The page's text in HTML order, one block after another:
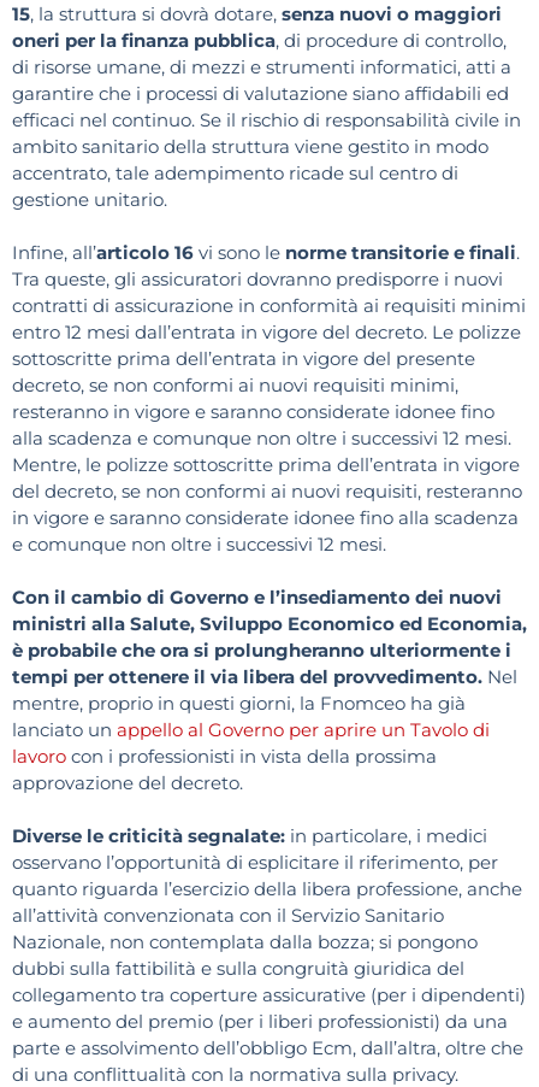
15, la struttura si dovrà dotare, senza nuovi o maggiori
oneri per la finanza pubblica, di procedure di controllo,
di risorse umane, di mezzi e strumenti informatici, atti a
garantire che i processi di valutazione siano affidabili ed
efficaci nel continuo. Se il rischio di responsabilità civile in
ambito sanitario della struttura viene gestito in modo
accentrato, tale adempimento ricade sul centro di
gestione unitario.
Infine, all’articolo 16 vi sono le norme transitorie e finali.
Tra queste, gli assicuratori dovranno predisporre i nuovi
contratti di assicurazione in conformità ai requisiti minimi
entro 12 mesi dall’entrata in vigore del decreto. Le polizze
sottoscritte prima dell’entrata in vigore del presente
decreto, se non conformi ai nuovi requisiti minimi,
resteranno in vigore e saranno considerate idonee fino
alla scadenza e comunque non oltre i successivi 12 mesi.
Mentre, le polizze sottoscritte prima dell’entrata in vigore
del decreto, se non conformi ai nuovi requisiti, resteranno
in vigore e saranno considerate idonee fino alla scadenza
e comunque non oltre i successivi 12 mesi.
Con il cambio di Governo e l’insediamento dei nuovi
ministri alla Salute, Sviluppo Economico ed Economia,
è probabile che ora si prolungheranno ulteriormente i
tempi per ottenere il via libera del provvedimento. Nel
mentre, proprio in questi giorni, la Fnomceo ha già
lanciato un appello al Governo per aprire un Tavolo di
lavoro con i professionisti in vista della prossima
approvazione del decreto.
Diverse le criticità segnalate: in particolare, i medici
osservano l’opportunità di esplicitare il riferimento, per
quanto riguarda l’esercizio della libera professione, anche
all’attività convenzionata con il Servizio Sanitario
Nazionale, non contemplata dalla bozza; si pongono
dubbi sulla fattibilità e sulla congruità giuridica del
collegamento tra coperture assicurative (per i dipendenti)
e aumento del premio (per i liberi professionisti) da una
parte e assolvimento dell’obbligo Ecm, dall’altra, oltre che
di una conflittualità con la normativa sulla privacy.